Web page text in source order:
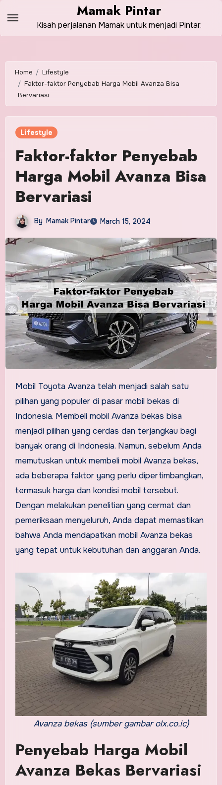
content
Mamak Pintar
Kisah perjalanan Mamak untuk menjadi Pintar.
Home
Lifestyle
Faktor-faktor Penyebab Harga Mobil Avanza Bisa
Bervariasi
Lifestyle
Faktor-faktor Penyebab
Harga Mobil Avanza Bisa
Bervariasi
By Mamak Pintar March 15, 2024
Mobil Toyota Avanza telah menjadi salah satu
pilihan yang populer di pasar mobil bekas di
Indonesia. Membeli mobil Avanza bekas bisa
menjadi pilihan yang cerdas dan terjangkau bagi
banyak orang di Indonesia. Namun, sebelum Anda
memutuskan untuk membeli mobil Avanza bekas,
ada beberapa faktor yang perlu dipertimbangkan,
termasuk harga dan kondisi mobil tersebut.
Dengan melakukan penelitian yang cermat dan
pemeriksaan menyeluruh, Anda dapat memastikan
bahwa Anda mendapatkan mobil Avanza bekas
yang tepat untuk kebutuhan dan anggaran Anda.
Avanza bekas (sumber gambar olx.co.ic)
Penyebab Harga Mobil
Avanza Bekas Bervariasi